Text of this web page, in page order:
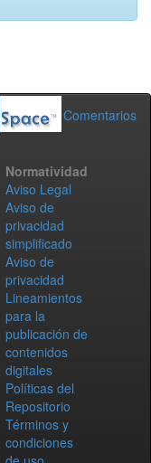
Comentarios
Normatividad
Aviso Legal
Aviso de
privacidad
simplificado
Aviso de
privacidad
Lineamientos
para la
publicación de
contenidos
digitales
Políticas del
Repositorio
Términos y
condiciones